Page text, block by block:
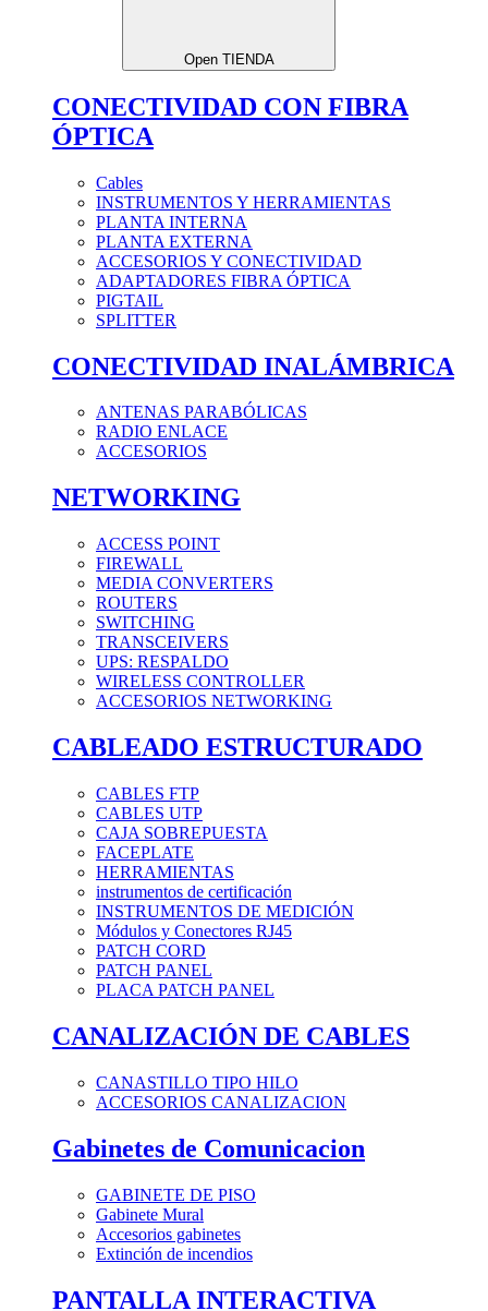
Open TIENDA
CONECTIVIDAD CON FIBRA
ÓPTICA
Cables
INSTRUMENTOS Y HERRAMIENTAS
PLANTA INTERNA
PLANTA EXTERNA
ACCESORIOS Y CONECTIVIDAD
ADAPTADORES FIBRA ÓPTICA
PIGTAIL
SPLITTER
CONECTIVIDAD INALÁMBRICA
ANTENAS PARABÓLICAS
RADIO ENLACE
ACCESORIOS
NETWORKING
ACCESS POINT
FIREWALL
MEDIA CONVERTERS
ROUTERS
SWITCHING
TRANSCEIVERS
UPS: RESPALDO
WIRELESS CONTROLLER
ACCESORIOS NETWORKING
CABLEADO ESTRUCTURADO
CABLES FTP
CABLES UTP
CAJA SOBREPUESTA
FACEPLATE
HERRAMIENTAS
instrumentos de certificación
INSTRUMENTOS DE MEDICIÓN
Módulos y Conectores RJ45
PATCH CORD
PATCH PANEL
PLACA PATCH PANEL
CANALIZACIÓN DE CABLES
CANASTILLO TIPO HILO
ACCESORIOS CANALIZACION
Gabinetes de Comunicacion
GABINETE DE PISO
Gabinete Mural
Accesorios gabinetes
Extinción de incendios
PANTALLA INTERACTIVA